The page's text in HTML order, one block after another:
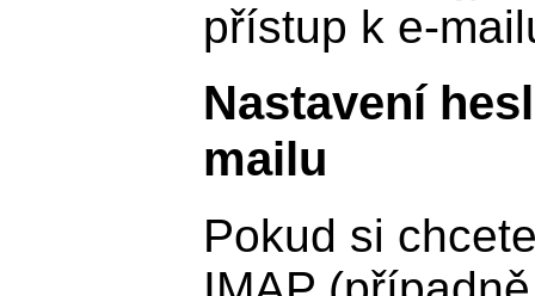
přístup k e-
Nastavení
mailu
Pokud si